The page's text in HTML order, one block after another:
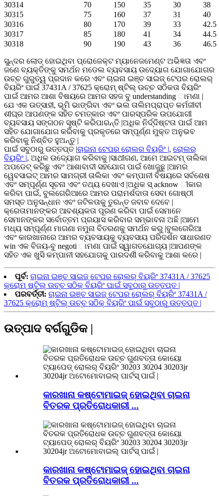
30314
70 150 35 30
38
30315
75 160 37 31
40
30316
80 170 39 33
42.5
30317
85 180 41 34
44.5
30318
90 190 43 36 46.5
ସୁନ୍ଦର ଲୋଡ୍ ହୋଇଥିବା ପ୍ରୋଜେକ୍ଟ ମ୍ୟାନେଜମେଣ୍ଟ ଅଭିଜ୍ଞତା ଏବଂ
ଜଣେ ବ୍ୟକ୍ତିଙ୍କୁ ସମର୍ଥନ ମଡେଲ ବ୍ୟବସାୟ ଉଦ୍ୟୋଗ ଯୋଗାଯୋଗର
ଉଚ୍ଚ ଗୁରୁତ୍ୱ ପ୍ରଦାନ କରେ ଏବଂ ଚାଇନା ଇଞ୍ଚ ସାଇଜ୍ ଟେପର ରୋଲର୍
ବିୟରିଂ ପାଇଁ 37431A / 37625 କ୍ରୋମ୍ ଷ୍ଟିଲ୍ ଉଚ୍ଚ ସଠିକତା ବିୟରିଂ
ପାଇଁ ଆମର ଆଶା ବିଷୟରେ ଆମର ସହଜ ବୁ understanding ାମଣା |
ଯେ ଏକ ଉତ୍ସାହୀ, ଭୂମି ଭାଙ୍ଗିବା ଏବଂ ଭଲ ତାଲିମପ୍ରାପ୍ତ କର୍ମଜୀବୀ
ଶୀଘ୍ର ଆପଣଙ୍କ ସହିତ ଚମତ୍କାର ଏବଂ ପାରସ୍ପରିକ ଉପଯୋଗୀ
ବ୍ୟବସାୟ ସଙ୍ଗଠନ ସୃଷ୍ଟି କରିପାରନ୍ତି |ଅଧିକ ନିର୍ଦ୍ଦିଷ୍ଟତା ପାଇଁ ଆମ
ସହିତ ଯୋଗାଯୋଗ କରିବାକୁ ପ୍ରକୃତରେ ସମ୍ପୂର୍ଣ୍ଣ ମୁକ୍ତ ଅନୁଭବ
କରିବାକୁ ନିଶ୍ଚିତ ହୁଅନ୍ତୁ |
ପାଇଁ ସବୁଠାରୁ ଉତ୍ତପ୍ତ |ଚାଇନା ଟେପର ରୋଲର ବିୟରିଂ |, ରୋଲର୍
ବିୟରିଂ |, ଅଧିକ ଉଦ୍ୟୋଗ କରିବାକୁ |ସାଥୀଗଣ, ଆମେ ଆଇଟମ୍ ତାଲିକା
ଅପଡେଟ୍ କରିଛୁ ଏବଂ ଆଶାବାଦୀ ସହଯୋଗ ପାଇଁ ଖୋଜୁଛୁ |ଆମର
ୱେବସାଇଟ୍ ଆମର ସାମଗ୍ରୀ ତାଲିକା ଏବଂ କମ୍ପାନୀ ବିଷୟରେ ସର୍ବଶେଷ
ଏବଂ ସମ୍ପୂର୍ଣ୍ଣ ସୂଚନା ଏବଂ ତଥ୍ୟ ଦେଖାଏ |ଅଧିକ ସ୍ acknow ୀକାର
କରିବା ପାଇଁ, ବୁଲଗେରିଆରେ ଆମର ପରାମର୍ଶଦାତା ସେବା ଗୋଷ୍ଠୀ
ସମସ୍ତ ଅନୁସନ୍ଧାନ ଏବଂ ଜଟିଳତାକୁ ତୁରନ୍ତ ଜବାବ ଦେବେ |
କ୍ରେତାମାନଙ୍କର ଆବଶ୍ୟକତା ପୂରଣ କରିବା ପାଇଁ ସେମାନେ
ସେମାନଙ୍କର ସର୍ବୋତ୍ତମ ପ୍ରୟାସ କରିବାର ସମ୍ଭାବନା ଅଛି |ଆମେ
ମଧ୍ୟ ସମ୍ପୂର୍ଣ୍ଣ ମାଗଣା ନମୁନା ବିତରଣକୁ ସମର୍ଥନ କରୁ |ବୁଲଗେରିଆ
ଏବଂ କାରଖାନାରେ ଆମର ବ୍ୟବସାୟକୁ ବ୍ୟବସାୟ ପରିଦର୍ଶନ ସାଧାରଣତ
win ଏକ ବିଜୟ-ବୁ negoti ାମଣା ପାଇଁ ସ୍ୱାଗତଯୋଗ୍ୟ |ଆପଣଙ୍କ
ସହିତ ଏକ ଖୁସି କମ୍ପାନୀ ସହଯୋଗକୁ ପାରଦର୍ଶୀ କରିବାକୁ ଆଶା କରେ |
ପୂର୍ବ: ଚାଇନା ଇଞ୍ଚ ସାଇଜ୍ ଟେପର ରୋଲର୍ ବିୟରିଂ 37431A / 37625
କ୍ରୋମ୍ ଷ୍ଟିଲ୍ ଉଚ୍ଚ ସଠିକ୍ ବିୟରିଂ ପାଇଁ ସବୁଠାରୁ ଉତ୍ତପ୍ତ |
ପରବର୍ତ୍ତୀ: ଚାଇନା ଇଞ୍ଚ ସାଇଜ୍ ଟେପର ରୋଲର୍ ବିୟରିଂ 37431A /
37625 କ୍ରୋମ୍ ଷ୍ଟିଲ୍ ଉଚ୍ଚ ସଠିକ୍ ବିୟରିଂ ପାଇଁ ସବୁଠାରୁ ଉତ୍ତପ୍ତ |
ଉତ୍ପାଦ ବର୍ଗଗୁଡିକ |
କାରଖାନା କଷ୍ଟୋମାଇଜ୍ ହୋଇଥିବା ଚାଇନା
ବିତରକ ପ୍ରତିରୋଧକାରୀ ...
କାରଖାନା କଷ୍ଟୋମାଇଜ୍ ହୋଇଥିବା ଚାଇନା
ବିତରକ ପ୍ରତିରୋଧକାରୀ ...